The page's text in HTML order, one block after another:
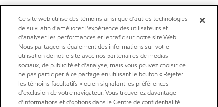
Ce site web utilise des témoins ainsi que d'autres technologies
de suivi afin d'améliorer l'expérience des utilisateurs et
d'analyser les performances et le trafic sur notre site Web.
Nous partageons également des informations sur votre
utilisation de notre site avec nos partenaires de médias
sociaux, de publicité et d'analyse, mais vous pouvez choisir de
ne pas participer à ce partage en utilisant le bouton « Rejeter
les témoins facultatifs » ou en signalant les préférences
d'exclusion de votre navigateur. Vous trouverez davantage
d'informations et d'options dans le Centre de confidentialité.